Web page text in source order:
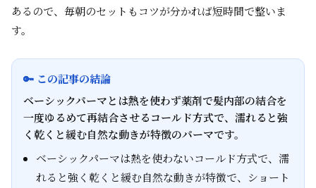
あるので、毎朝のセットもコツが分かれば短時間で整いま
す。
🔑 この記事の結論
ベーシックパーマとは熱を使わず薬剤で髪内部の結合を
一度ゆるめて再結合させるコールド方式で、濡れると強
く乾くと緩む自然な動きが特徴のパーマです。
ベーシックパーマは熱を使わないコールド方式で、濡
れると強く乾くと緩む自然な動きが特徴で、ショート